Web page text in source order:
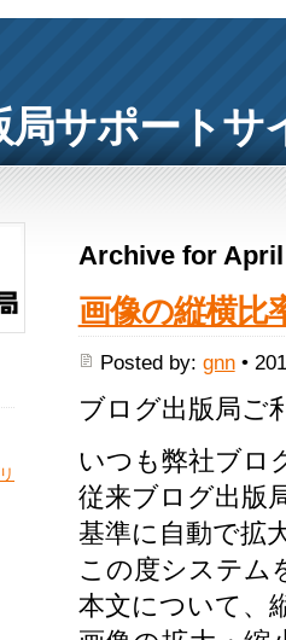
局サポートサ
Archive for April
画像の縦横比
Posted by: gnn•
ブログ出版局ご
いつも弊社ブロ
従来ブログ出版
基準に自動で拡
この度システム
本文について、